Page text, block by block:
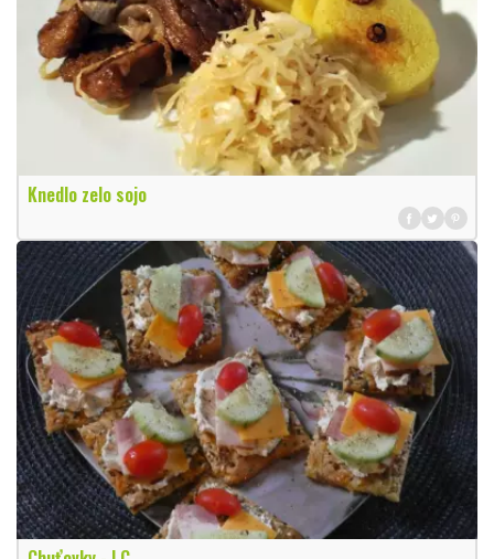
Knedlo zelo sojo